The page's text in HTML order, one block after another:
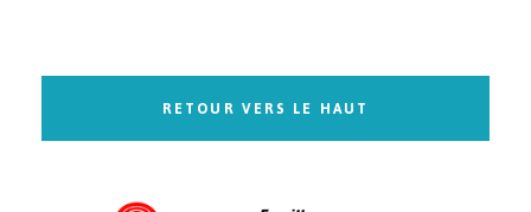
RETOUR VERS LE HAUT